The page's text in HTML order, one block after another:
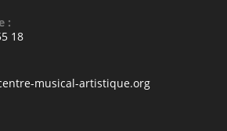
:
18
musical-artistique.org